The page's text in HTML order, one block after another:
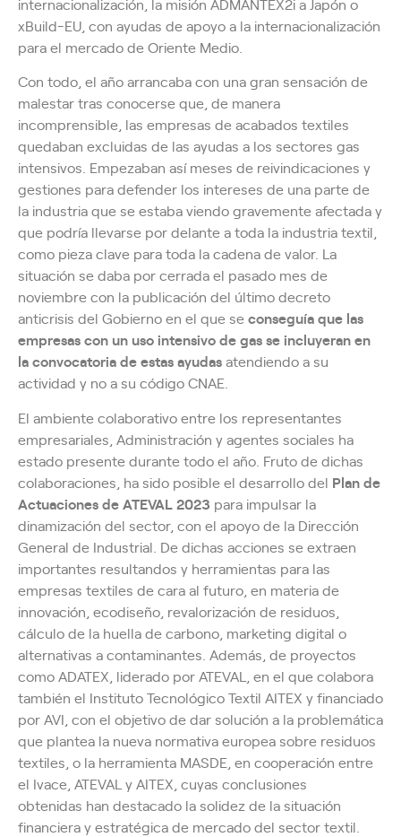
xBuild-EU, con ayudas de apoyo a la internacionalización
para el mercado de Oriente Medio.
Con todo, el año arrancaba con una gran sensación de
malestar tras conocerse que, de manera
incomprensible, las empresas de acabados textiles
quedaban excluidas de las ayudas a los sectores gas
intensivos. Empezaban así meses de reivindicaciones y
gestiones para defender los intereses de una parte de
la industria que se estaba viendo gravemente afectada y
que podría llevarse por delante a toda la industria textil,
como pieza clave para toda la cadena de valor. La
situación se daba por cerrada el pasado mes de
noviembre con la publicación del último decreto
anticrisis del Gobierno en el que seconseguía que las
empresas con un uso intensivo de gas se incluyeran en
la convocatoria de estas ayudasatendiendo a su
actividad y no a su código CNAE.
El ambiente colaborativo entre los representantes
empresariales, Administración y agentes sociales ha
estado presente durante todo el año. Fruto de dichas
colaboraciones, ha sido posible el desarrollo del Plan de
Actuaciones de ATEVAL 2023 para impulsar la
dinamización del sector, con el apoyo de la Dirección
General de Industrial. De dichas acciones se extraen
importantes resultandos y herramientas para las
empresas textiles de cara al futuro, en materia de
innovación, ecodiseño, revalorización de residuos,
cálculo de la huella de carbono, marketing digital o
alternativas a contaminantes. Además, de proyectos
como ADATEX, liderado por ATEVAL, en el que colabora
también el Instituto Tecnológico Textil AITEX y financiado
por AVI, con el objetivo de dar solución a la problemática
que plantea la nueva normativa europea sobre residuos
textiles, o la herramienta MASDE, en cooperación entre
el Ivace, ATEVAL y AITEX, cuyas conclusiones
obtenidas han destacado la solidez de la situación
financiera y estratégica de mercado del sector textil.